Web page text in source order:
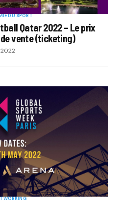
DU SPORT
Qatar 2022 – Le prix
vente (ticketing)
2022